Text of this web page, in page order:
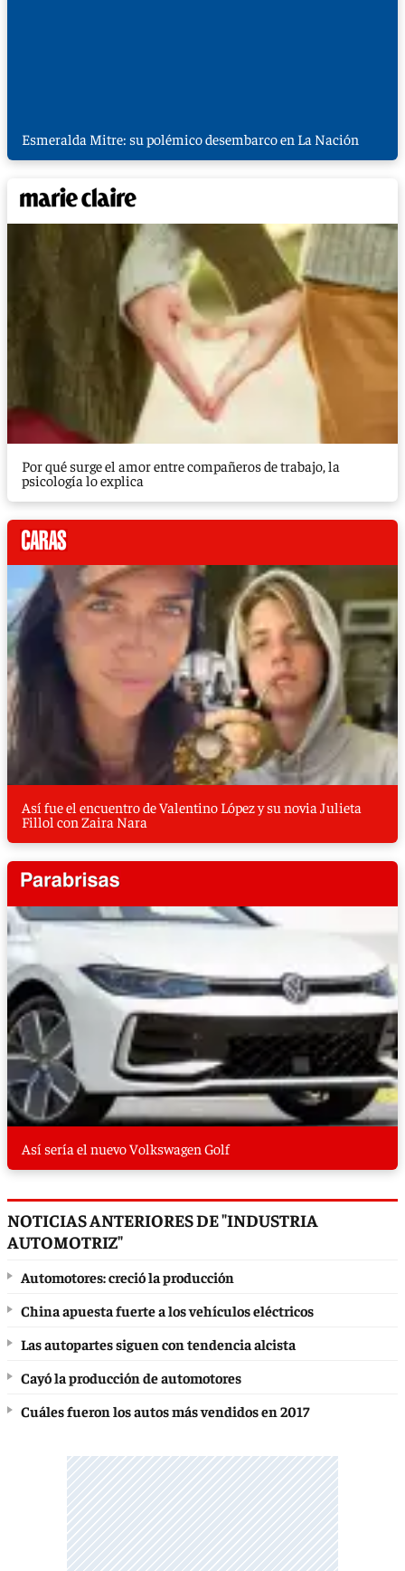
Esmeralda Mitre: su polémico desembarco en La Nación
Por qué surge el amor entre compañeros de trabajo, la
psicología lo explica
Así fue el encuentro de Valentino López y su novia Julieta
Fillol con Zaira Nara
Así sería el nuevo Volkswagen Golf
NOTICIAS ANTERIORES DE "INDUSTRIA
AUTOMOTRIZ"
Automotores: creció la producción
China apuesta fuerte a los vehículos eléctricos
Las autopartes siguen con tendencia alcista
Cayó la producción de automotores
Cuáles fueron los autos más vendidos en 2017